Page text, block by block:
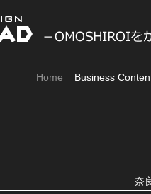
Home Business
奈